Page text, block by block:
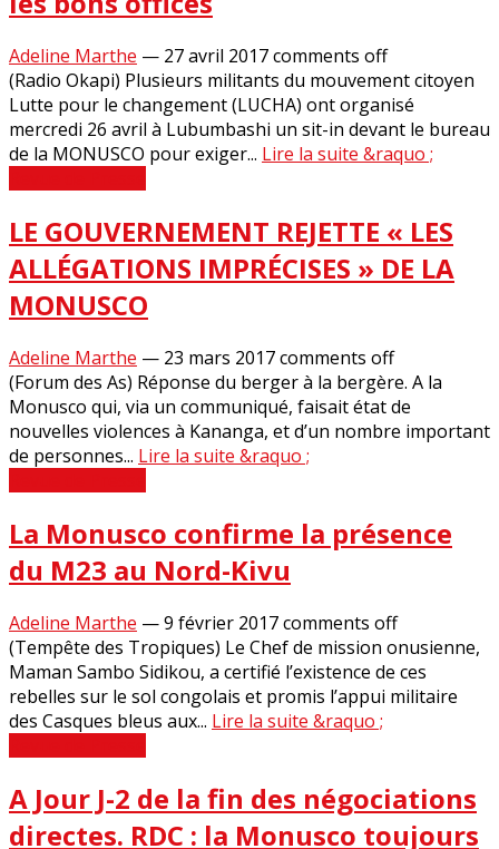
Adeline Marthe — 27 avril 2017comments off
(Radio Okapi) Plusieurs militants du mouvement citoyen
Lutte pour le changement (LUCHA) ont organisé
mercredi 26 avril à Lubumbashi un sit-in devant le bureau
de la MONUSCO pour exiger... Lire la suite &raquo ;
LE GOUVERNEMENT REJETTE « LES
ALLÉGATIONS IMPRÉCISES » DE LA
MONUSCO
Adeline Marthe — 23 mars 2017comments off
(Forum des As) Réponse du berger à la bergère. A la
Monusco qui, via un communiqué, faisait état de
nouvelles violences à Kananga, et d’un nombre important
de personnes... Lire la suite &raquo ;
La Monusco confirme la présence
du M23 au Nord-Kivu
Adeline Marthe —9 février 2017comments off
(Tempête des Tropiques) Le Chef de mission onusienne,
Maman Sambo Sidikou, a certifié l’existence de ces
rebelles sur le sol congolais et promis l’appui militaire
des Casques bleus aux... Lire la suite &raquo ;
A Jour J-2 de la fin des négociations
directes. RDC : la Monusco toujours